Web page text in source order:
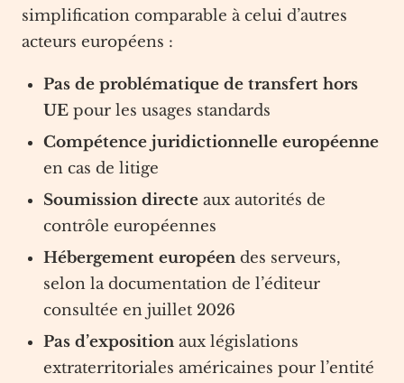
simplification comparable à celui d’autres
acteurs européens :
Pas de problématique de transfert hors
UE pour les usages standards
Compétence juridictionnelle européenne
en cas de litige
Soumission directe aux autorités de
contrôle européennes
Hébergement européen des serveurs,
selon la documentation de l’éditeur
consultée en juillet 2026
Pas d’exposition aux législations
extraterritoriales américaines pour l’entité